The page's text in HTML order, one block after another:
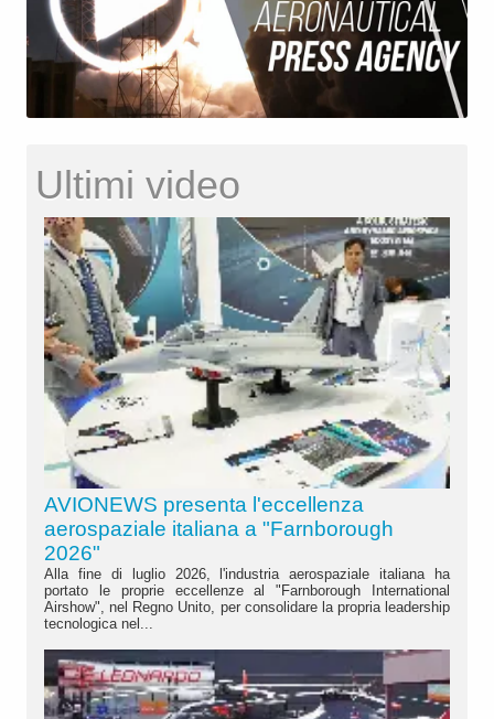
Ultimi video
AVIONEWS presenta l'eccellenza
aerospaziale italiana a "Farnborough
2026"
Alla fine di luglio 2026, l'industria aerospaziale italiana ha
portato le proprie eccellenze al "Farnborough International
Airshow", nel Regno Unito, per consolidare la propria leadership
tecnologica nel...